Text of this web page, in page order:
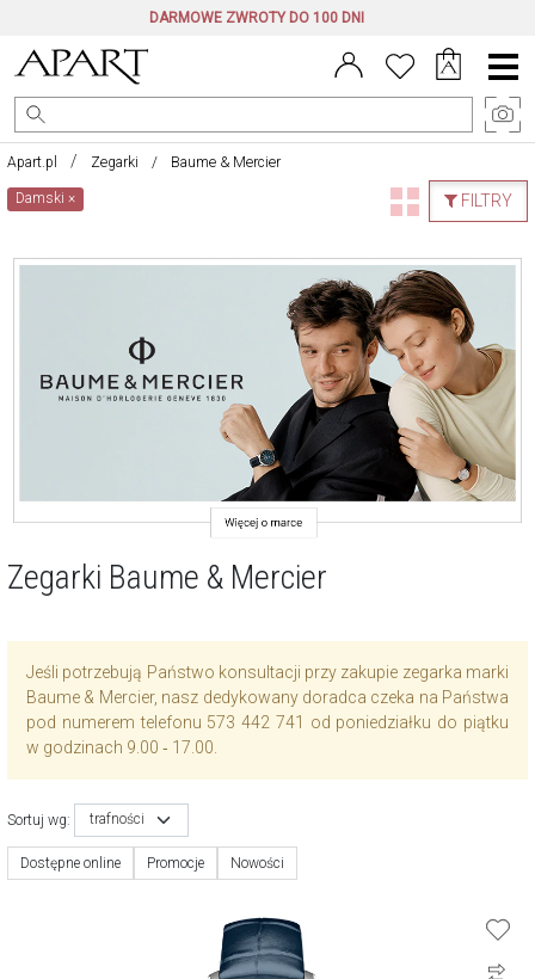
DARMOWE ZWROTY DO 100 DNI
Menu
główne
Apart.pl Zegarki Baume & Mercier
FILTRY
Damski×
Zegarki Baume & Mercier
Jeśli potrzebują Państwo konsultacji przy zakupie zegarka marki
Baume & Mercier, nasz dedykowany doradca czeka na Państwa
pod numerem telefonu 573 442 741 od poniedziałku do piątku
w godzinach 9.00 ‑ 17.00.
Sortuj wg: trafności
Dostępne online Promocje Nowości